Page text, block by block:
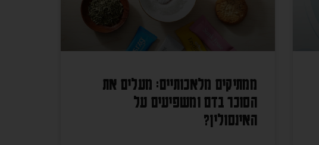
ממתיקים מלאכותיים: מעלים את
הסוכר בדם ומשפיעים על
האינסולין?